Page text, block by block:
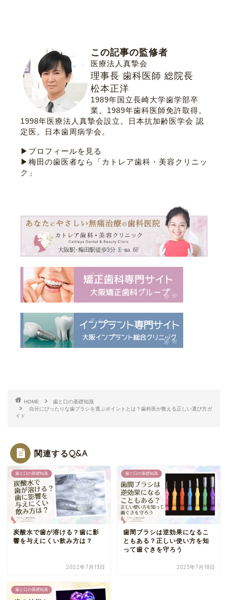
この記事の監修者
医療法人真摯会
理事長 歯科医師 総院長
松本正洋
1989年国立長崎大学歯学部卒
業。1989年歯科医師免許取得。
1998年医療法人真摯会設立。
日本抗加齢医学会 認
定医 。 日本歯周病学会 。
▶プロフィールを見る
▶梅田の歯医者なら「カトレア歯科・美容クリニッ
ク」
HOME
歯と口の基礎知識
自分にぴったりな歯ブラシを選ぶポイントとは？歯科医が教える正しい選び方ガ
イド
関連するQ&A
歯と口の基礎知識
炭酸水で歯が溶ける？歯に影
響を与えにくい飲み方は？
2022年7月13日
歯と口の基礎知識
歯間ブラシは逆効果になるこ
ともある？正しい使い方を知
って歯ぐきを守ろう
2025年7月18日
歯と口の基礎知識